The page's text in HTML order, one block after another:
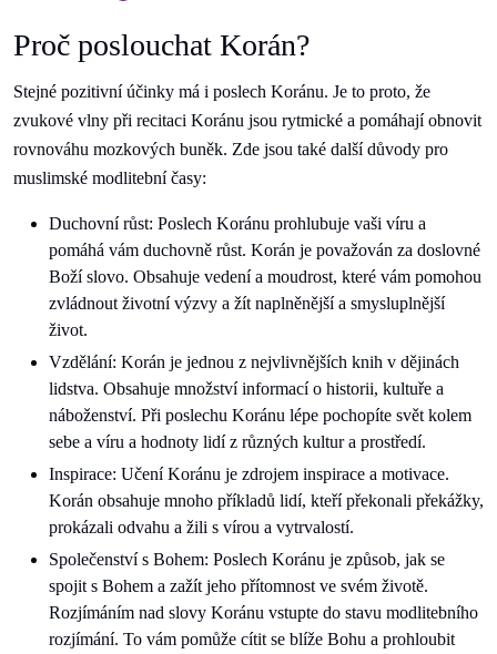
Proč poslouchat Korán?
Stejné pozitivní účinky má i poslech Koránu. Je to proto, že
zvukové vlny při recitaci Koránu jsou rytmické a pomáhají obnovit
rovnováhu mozkových buněk. Zde jsou také další důvody pro
muslimské modlitební časy:
Duchovní růst: Poslech Koránu prohlubuje vaši víru a
pomáhá vám duchovně růst. Korán je považován za doslovné
Boží slovo. Obsahuje vedení a moudrost, které vám pomohou
zvládnout životní výzvy a žít naplněnější a smysluplnější
život.
Vzdělání: Korán je jednou z nejvlivnějších knih v dějinách
lidstva. Obsahuje množství informací o historii, kultuře a
náboženství. Při poslechu Koránu lépe pochopíte svět kolem
sebe a víru a hodnoty lidí z různých kultur a prostředí.
Inspirace: Učení Koránu je zdrojem inspirace a motivace.
Korán obsahuje mnoho příkladů lidí, kteří překonali překážky,
prokázali odvahu a žili s vírou a vytrvalostí.
Společenství s Bohem: Poslech Koránu je způsob, jak se
spojit s Bohem a zažít jeho přítomnost ve svém životě.
Rozjímáním nad slovy Koránu vstupte do stavu modlitebního
rozjímání. To vám pomůže cítit se blíže Bohu a prohloubit